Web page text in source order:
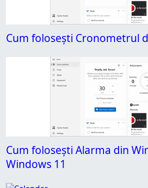
Cum folosești Cronometrul
Cum folosești Alarma din
Windows 11